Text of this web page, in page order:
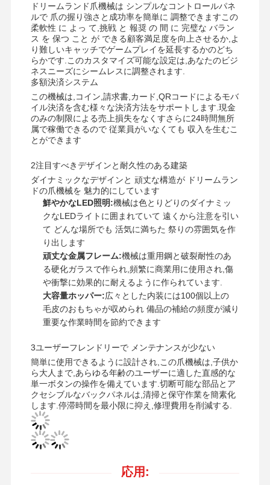
ホーム
ドリームランド爪機械は シンプルなコントロールパネ
ルで 爪の握り強さと成功率を簡単に 調整できますこの
柔軟性 に よっ て,挑戦 と 報奨 の 間 に 完璧な バラン
ス を 保つ こと が できる顧客満足度を向上させるか,よ
り難しいキャッチでゲームプレイを延長するかのどち
らかです.このカスタマイズ可能な設定は,あなたのビジ
ネスニーズにシームレスに調整されます.
多額決済システム
この機械は,コイン,請求書,カード,QRコードによるモバ
イル決済を含む様々な決済方法をサポートします.現金
のみの制限による売上損失をなくすさらに24時間無所
属で稼働できるので 従業員がいなくても 収入を生むこ
とができます
2注目すべきデザインと耐久性のある建築
ダイナミックなデザインと 頑丈な構造が ドリームラン
ドの爪機械を 魅力的にしています
鮮やかなLED照明:機械は色とりどりのダイナミッ
クなLEDライトに囲まれていて 遠くから注意を引い
て どんな場所でも 活気に満ちた 祭りの雰囲気を作
り出します
頑丈な金属フレーム:機械は重用鋼と破裂耐性のあ
る硬化ガラスで作られ,頻繁に商業用に使用され,傷
や衝撃に効果的に耐えるように作られています.
大容量ホッパー:広々とした内装には100個以上の
毛皮のおもちゃが収められ 備品の補給の頻度が減り
重要な作業時間を節約できます
3ユーザーフレンドリーで メンテナンスが少ない
簡単に使用できるように設計され,この爪機械は,子供か
ら大人まで,あらゆる年齢のユーザーに適した直感的な
単一ボタンの操作を備えています.切断可能な部品とア
クセシブルなバックパネルは,清掃と保守作業を簡素化
します.停滞時間を最小限に抑え,修理費用を削減する.
応用: